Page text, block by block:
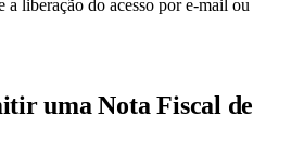
a liberação do acesso por e-mail ou
uma Nota Fiscal de